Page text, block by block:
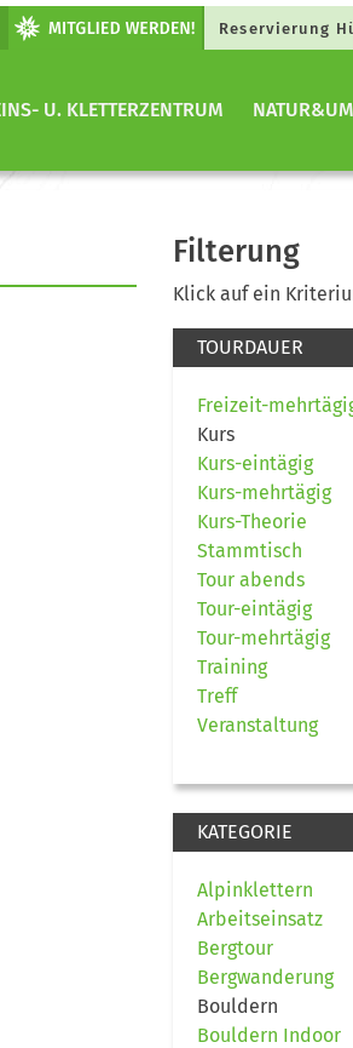
Reservierung
U. KLETTERZENTRUM
Filterung
Klick auf ein
TOURDAUER
Freizeit-
Kurs
Kurs-eintägig
Kurs-mehrtägig
Kurs-Theorie
Stammtisch
Tour abends
Tour-eintägig
Tour-mehrtägig
Training
Treff
Veranstaltung
KATEGORIE
Alpinklettern
Arbeitseinsatz
Bergtour
Bergwanderung
Bouldern
Bouldern Indoor